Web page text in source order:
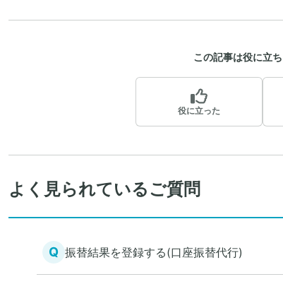
この記事は役に立
役に立った
よく見られているご質問
Q 振替結果を登録する(口座振替代行)